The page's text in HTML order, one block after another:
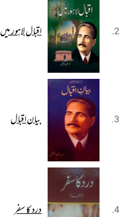
اقبال لاہور میں
بیان اقبال
درد کا سفر